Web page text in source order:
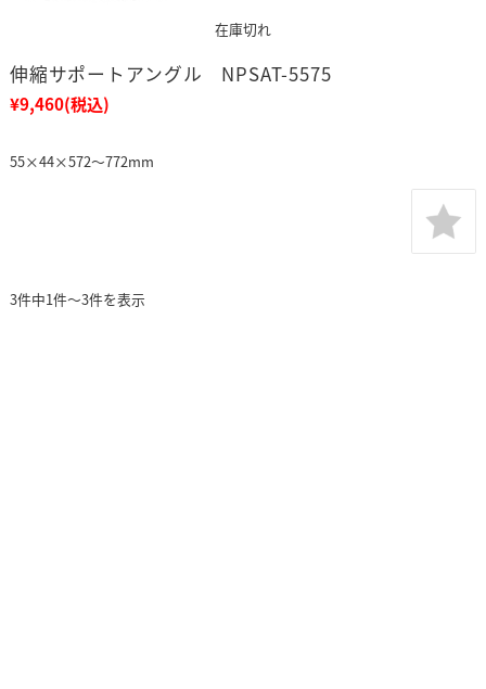
在庫切れ
伸縮サポートアングル NPSAT-5575
¥9,460(税込)
55×44×572～772mm
3件中1件～3件を表示